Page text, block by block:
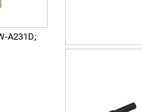
A231D;